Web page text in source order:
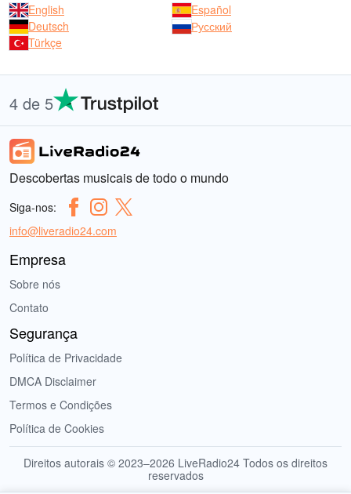
English
Español
Deutsch
Русский
Türkçe
4 de 5
Descobertas musicais de todo o mundo
Siga-nos:
info@liveradio24.com
Empresa
Sobre nós
Contato
Segurança
Política de Privacidade
DMCA Disclaimer
Termos e Condições
Política de Cookies
Direitos autorais © 2023–2026 LiveRadio24 Todos os direitos
reservados